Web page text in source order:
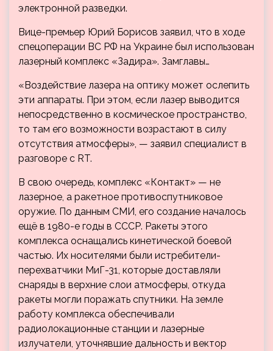
электронной разведки.
Вице-премьер Юрий Борисов заявил, что в ходе
спецоперации ВС РФ на Украине был использован
лазерный комплекс «Задира». Замглавы…
«Воздействие лазера на оптику может ослепить
эти аппараты. При этом, если лазер выводится
непосредственно в космическое пространство,
то там его возможности возрастают в силу
отсутствия атмосферы», — заявил специалист в
разговоре с RT.
В свою очередь, комплекс «Контакт» — не
лазерное, а ракетное противоспутниковое
оружие. По данным СМИ, его создание началось
ещё в 1980-е годы в СССР. Ракеты этого
комплекса оснащались кинетической боевой
частью. Их носителями были истребители-
перехватчики МиГ-31, которые доставляли
снаряды в верхние слои атмосферы, откуда
ракеты могли поражать спутники. На земле
работу комплекса обеспечивали
радиолокационные станции и лазерные
излучатели, уточнявшие дальность и вектор